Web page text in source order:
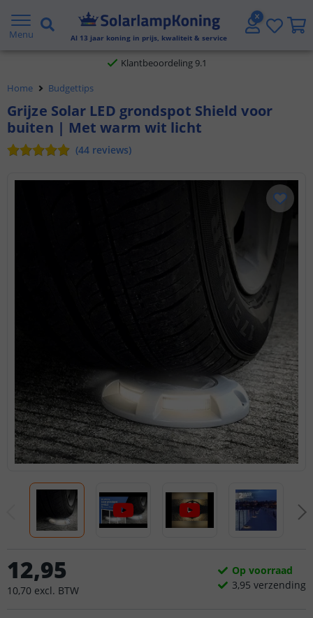
Menu Al 13 jaar koning in prijs, kwaliteit & service
Gratis verzending vanaf € 20,- NL en BE
Klantbeoordeling 9.1
Voor 23:45 uur besteld,
Home Budgettips
Grijze Solar LED grondspot Shield voor
buiten | Met warm wit licht
(44 reviews)
12,95
10,70 excl. BTW
Op voorraad
3,95 verzending